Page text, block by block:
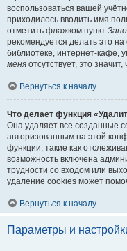
воспользоваться вашей
приходилось вводить имя
отметить флажком пункт
рекомендуется делать это
библиотеке, интернет-кафе,
меня отсутствует, это
Вернуться к началу
Что делает функция
Она удаляет все созданные
авторизованным на этой
функции, такие как
возможность включена
трудности со входом или
удаление cookies может
Вернуться к началу
Параметры и